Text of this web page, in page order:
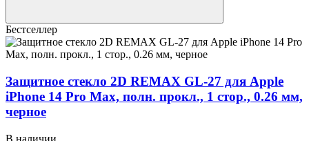
Бестселлер
Защитное стекло 2D REMAX GL-27 для Apple
iPhone 14 Pro Max, полн. прокл., 1 стор., 0.26 мм,
черное
В наличии